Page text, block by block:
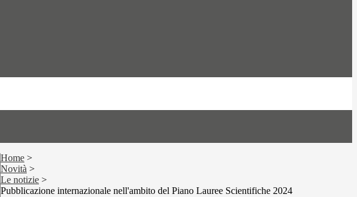
Home >
Novità >
Le notizie >
Pubblicazione internazionale nell'ambito del Piano Lauree Scientifiche 2024